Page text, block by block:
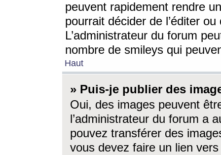
peuvent rapidement rendre
pourrait décider de l’éditer
L’administrateur du forum
nombre de smileys qui
Haut
» Puis-je publier des
Oui, des images peuvent
l’administrateur du forum a
pouvez transférer des
vous devez faire un lien